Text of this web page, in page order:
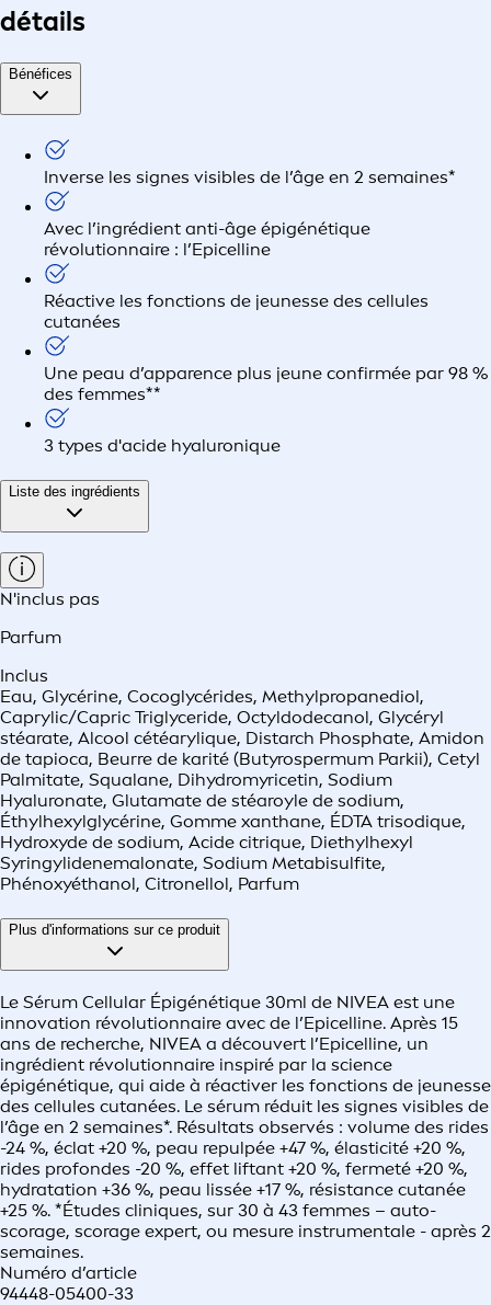
détails
Bénéfices
Inverse les signes visibles de l’âge en 2 semaines*
Avec l’ingrédient anti-âge épigénétique
révolutionnaire : l’Epicelline
Réactive les fonctions de jeunesse des cellules
cutanées
Une peau d’apparence plus jeune confirmée par 98 %
des femmes**
3 types d'acide hyaluronique
Liste des ingrédients
N'inclus pas
Parfum
Inclus
Eau, Glycérine, Cocoglycérides, Methylpropanediol,
Caprylic/Capric Triglyceride, Octyldodecanol, Glycéryl
stéarate, Alcool cétéarylique, Distarch Phosphate, Amidon
de tapioca, Beurre de karité (Butyrospermum Parkii), Cetyl
Palmitate, Squalane, Dihydromyricetin, Sodium
Hyaluronate, Glutamate de stéaroyle de sodium,
Éthylhexylglycérine, Gomme xanthane, ÉDTA trisodique,
Hydroxyde de sodium, Acide citrique, Diethylhexyl
Syringylidenemalonate, Sodium Metabisulfite,
Phénoxyéthanol, Citronellol, Parfum
Plus d'informations sur ce produit
Le Sérum Cellular Épigénétique 30ml de NIVEA est une
innovation révolutionnaire avec de l’Epicelline. Après 15
ans de recherche, NIVEA a découvert l’Epicelline, un
ingrédient révolutionnaire inspiré par la science
épigénétique, qui aide à réactiver les fonctions de jeunesse
des cellules cutanées. Le sérum réduit les signes visibles de
l’âge en 2 semaines*. Résultats observés : volume des rides
-24 %, éclat +20 %, peau repulpée +47 %, élasticité +20 %,
rides profondes -20 %, effet liftant +20 %, fermeté +20 %,
hydratation +36 %, peau lissée +17 %, résistance cutanée
+25 %. *Études cliniques, sur 30 à 43 femmes – auto-
scorage, scorage expert, ou mesure instrumentale - après 2
semaines.
Numéro d’article
94448-05400-33